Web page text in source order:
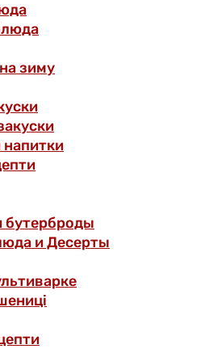
зиму
напитки
бутерброды
и Десерты